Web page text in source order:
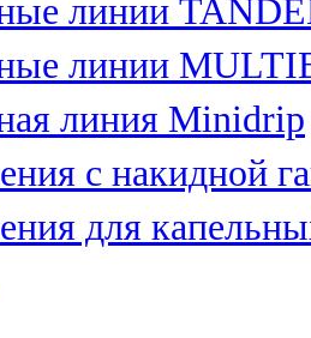
линии
линии
линия Minidrip
с накидной
для